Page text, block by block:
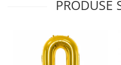
PRODUSE